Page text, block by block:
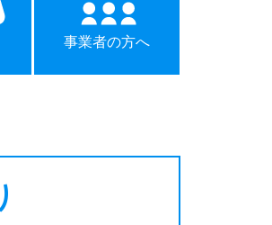
事業者の方へ